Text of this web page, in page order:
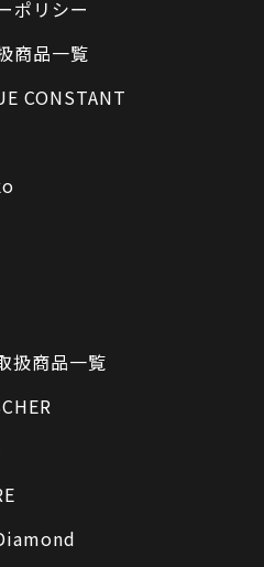
ポリシー
商品一覧
CONSTANT
扱商品一覧